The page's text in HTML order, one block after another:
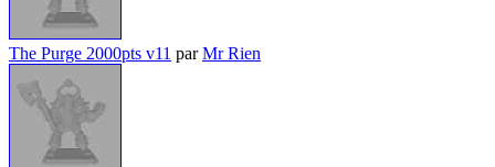
The Purge 2000pts v11 parMr Rien